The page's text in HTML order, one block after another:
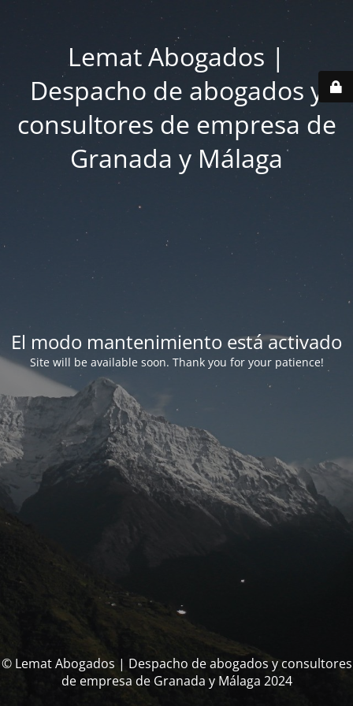
Lemat Abogados |
Despacho de abogados y
consultores de empresa de
Granada y Málaga
El modo mantenimiento está activado
Site will be available soon. Thank you for your patience!
© Lemat Abogados | Despacho de abogados y consultores
de empresa de Granada y Málaga 2024